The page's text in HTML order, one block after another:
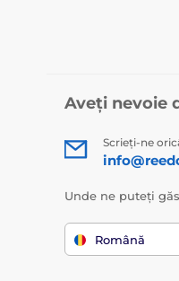
Aveți nevoie
Scrieți-ne
Unde ne puteți
Română